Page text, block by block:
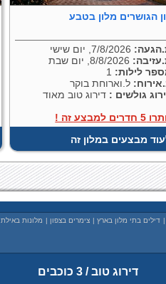
הגושרים מלון בטבע
8/8/2026, יום שבת
לילות:
ל.וארוחת בוקר
גולשים : דירוג טוב מאוד
חדרים למבצע זה !
מבצעים במלון זה
| דילים בתי מלון בארץ | צימרים בצפון | מלונות באילת
דירוג טוב / 3 כוכבים